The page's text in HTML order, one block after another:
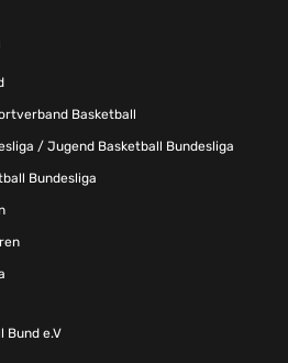
Basketball
/ Jugend Basketball Bundesliga
Bundesliga
Bund e.V